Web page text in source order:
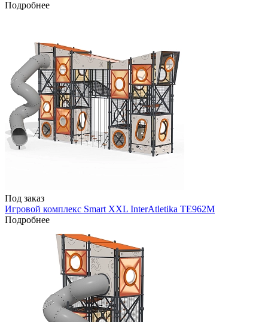
Подробнее
Под заказ
Игровой комплекс Smart XXL InterAtletika TE962M
Подробнее